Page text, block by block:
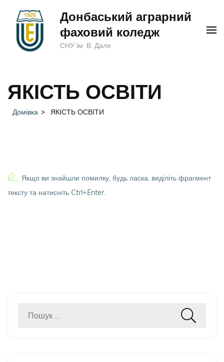
(натисніть
Донбаський аграрний
фаховий коледж
СНУ ім. В. Даля
ЯКІСТЬ ОСВІТИ
Домівка > ЯКІСТЬ ОСВІТИ
Якщо ви знайшли помилку, будь ласка, виділіть фрагмент
тексту та натисніть Ctrl+Enter.
Пошук: